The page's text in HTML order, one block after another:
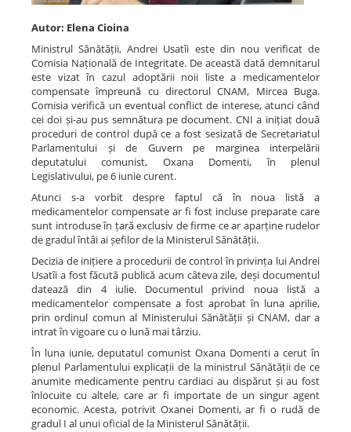
Autor: Elena Cioina
Ministrul Sănătății, Andrei Usatîi este din nou verificat de
Comisia Națională de Integritate. De această dată demnitarul
este vizat în cazul adoptării noii liste a medicamentelor
compensate împreună cu directorul CNAM, Mircea Buga.
Comisia verifică un eventual conflict de interese, atunci când
cei doi și-au pus semnătura pe document. CNI a inițiat două
proceduri de control după ce a fost sesizată de Secretariatul
Parlamentului și de Guvern pe marginea interpelării
deputatului comunist, Oxana Domenti, în plenul
Legislativului, pe 6 iunie curent.
Atunci s-a vorbit despre faptul că în noua listă a
medicamentelor compensate ar fi fost incluse preparate care
sunt introduse în țară exclusiv de firme ce ar aparține rudelor
de gradul întâi ai șefilor de la Ministerul Sănătății.
Decizia de inițiere a procedurii de control în privința lui Andrei
Usatîi a fost făcută publică acum câteva zile, deși documentul
datează din 4 iulie. Documentul privind noua listă a
medicamentelor compensate a fost aprobat în luna aprilie,
prin ordinul comun al Ministerului Sănătății și CNAM, dar a
intrat în vigoare cu o lună mai târziu.
În luna iunie, deputatul comunist Oxana Domenti a cerut în
plenul Parlamentului explicații de la ministrul Sănătății de ce
anumite medicamente pentru cardiaci au dispărut și au fost
înlocuite cu altele, care ar fi importate de un singur agent
economic. Acesta, potrivit Oxanei Domenti, ar fi o rudă de
gradul I al unui oficial de la Ministerul Sănătății.